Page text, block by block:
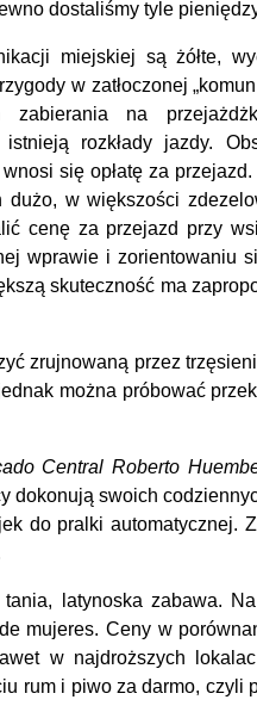
dostaliśmy tyle
miejskiej są żółte,
w zatłoczonej
zabierania na
rozkłady jazdy.
się opłatę za
dużo, w większości
cenę za przejazd przy
wprawie i zorientowaniu
skuteczność ma
zrujnowaną przez
można próbować
Central Roberto
dokonują swoich
do pralki automatycznej.
latynoska zabawa.
mujeres. Ceny w
w najdroższych
rum i piwo za darmo, czyli